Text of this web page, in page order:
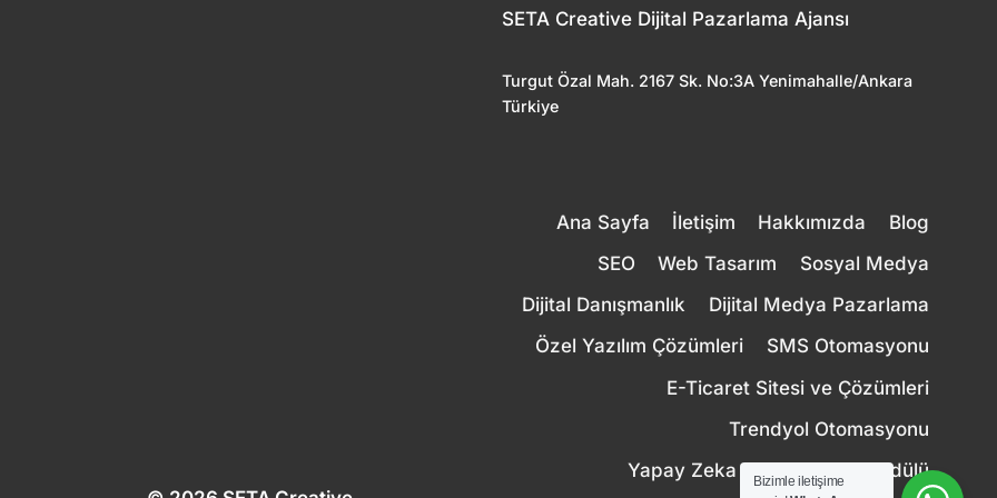
SETA Creative Dijital Pazarlama Ajansı
Turgut Özal Mah. 2167 Sk. No:3A Yenimahalle/Ankara
Türkiye
Ana Sayfa İletişim Hakkımızda
Blog
SEO
Web Tasarım
Sosyal Medya
Dijital Danışmanlık
Dijital Medya Pazarlama
Özel Yazılım Çözümleri
SMS Otomasyonu
E-Ticaret Sitesi ve Çözümleri
Trendyol Otomasyonu
Yapay Zeka Canlı Destek Modülü
Bizimle iletişime